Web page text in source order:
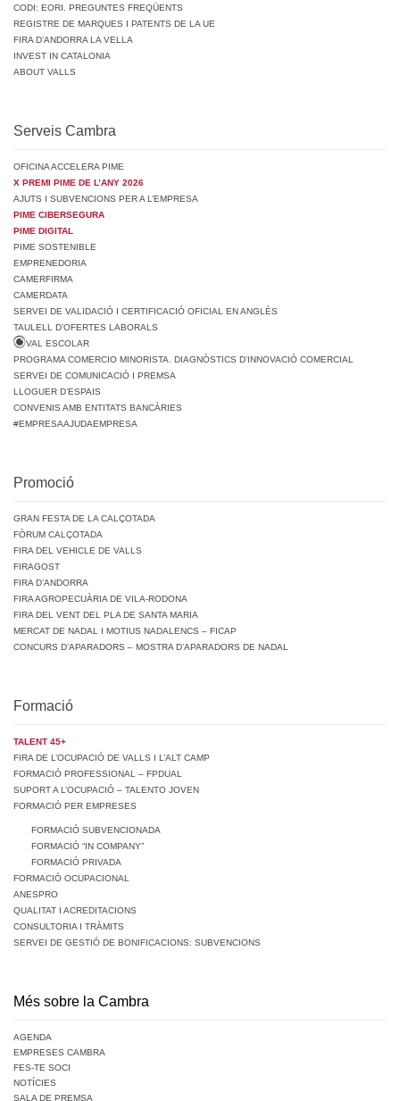
CODI: EORI. PREGUNTES FREQÜENTS
REGISTRE DE MARQUES I PATENTS DE LA UE
FIRA D’ANDORRA LA VELLA
INVEST IN CATALONIA
ABOUT VALLS
Serveis Cambra
OFICINA ACCELERA PIME
X PREMI PIME DE L’ANY 2026
AJUTS I SUBVENCIONS PER A L’EMPRESA
PIME CIBERSEGURA
PIME DIGITAL
PIME SOSTENIBLE
EMPRENEDORIA
CAMERFIRMA
CAMERDATA
SERVEI DE VALIDACIÓ I CERTIFICACIÓ OFICIAL EN ANGLÈS
TAULELL D’OFERTES LABORALS
VAL ESCOLAR
PROGRAMA COMERCIO MINORISTA. DIAGNÒSTICS D’INNOVACIÓ COMERCIAL
SERVEI DE COMUNICACIÓ I PREMSA
LLOGUER D’ESPAIS
CONVENIS AMB ENTITATS BANCÀRIES
#EMPRESAAJUDAEMPRESA
Promoció
GRAN FESTA DE LA CALÇOTADA
FÒRUM CALÇOTADA
FIRA DEL VEHICLE DE VALLS
FIRAGOST
FIRA D’ANDORRA
FIRA AGROPECUÀRIA DE VILA-RODONA
FIRA DEL VENT DEL PLA DE SANTA MARIA
MERCAT DE NADAL I MOTIUS NADALENCS – FICAP
CONCURS D’APARADORS – MOSTRA D’APARADORS DE NADAL
Formació
TALENT 45+
FIRA DE L’OCUPACIÓ DE VALLS I L’ALT CAMP
FORMACIÓ PROFESSIONAL – FPDUAL
SUPORT A L’OCUPACIÓ – TALENTO JOVEN
FORMACIÓ PER EMPRESES
FORMACIÓ SUBVENCIONADA
FORMACIÓ “IN COMPANY”
FORMACIÓ PRIVADA
FORMACIÓ OCUPACIONAL
ANESPRO
QUALITAT I ACREDITACIONS
CONSULTORIA I TRÀMITS
SERVEI DE GESTIÓ DE BONIFICACIONS: SUBVENCIONS
Més sobre la Cambra
AGENDA
EMPRESES CAMBRA
FES-TE SOCI
NOTÍCIES
SALA DE PREMSA